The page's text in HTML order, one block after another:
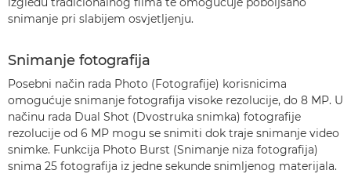
snimanje pri slabijem osvjetljenju.
Snimanje fotografija
Posebni način rada Photo (Fotografije) korisnicima
omogućuje snimanje fotografija visoke rezolucije, do 8 MP. U
načinu rada Dual Shot (Dvostruka snimka) fotografije
rezolucije od 6 MP mogu se snimiti dok traje snimanje video
snimke. Funkcija Photo Burst (Snimanje niza fotografija)
snima 25 fotografija iz jedne sekunde snimljenog materijala.